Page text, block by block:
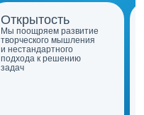
Открытость
Мы поощряем развитие
творческого мышления
и нестандартного
подхода к решению
задач